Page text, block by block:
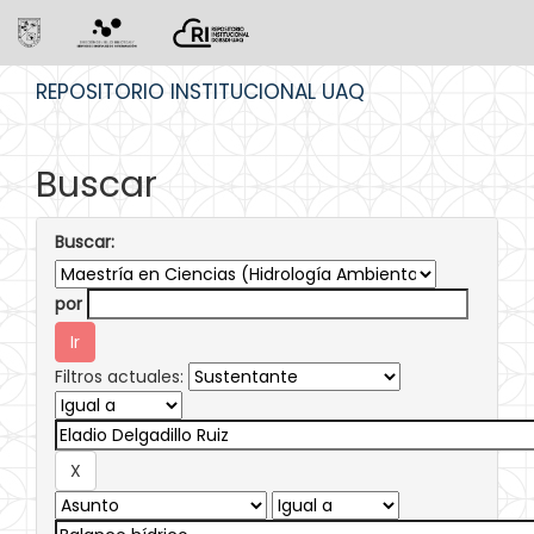
REPOSITORIO INSTITUCIONAL UAQ
Buscar
Buscar:
por
Filtros actuales: